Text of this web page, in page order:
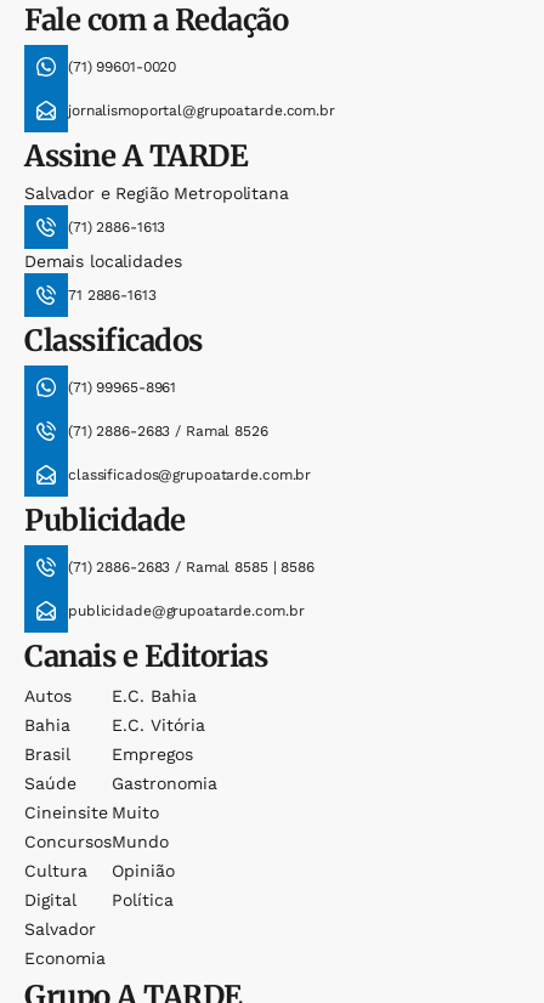
Fale com a Redação
(71) 99601-0020
jornalismoportal@grupoatarde.com.br
AssineA TARDE
Salvador e Região Metropolitana
(71) 2886-1613
Demais localidades
71 2886-1613
Classificados
(71) 99965-8961
(71) 2886-2683 / Ramal 8526
classificados@grupoatarde.com.br
Publicidade
(71) 2886-2683 / Ramal 8585 | 8586
publicidade@grupoatarde.com.br
Canais e Editorias
Autos
Bahia
Brasil
Saúde
Cineinsite
Concursos
Cultura
Digital
Salvador
Economia
E.c. Bahia
E.c. Vitória
Empregos
Gastronomia
Muito
Mundo
Opinião
Política